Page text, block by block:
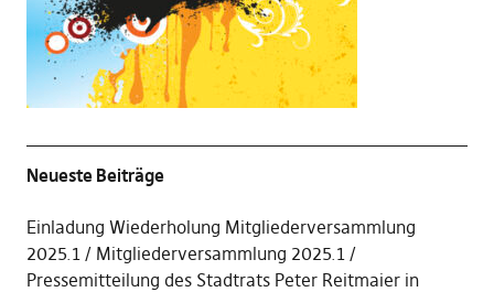
Neueste Beiträge
Einladung Wiederholung Mitgliederversammlung
2025.1
Mitgliederversammlung 2025.1
Pressemitteilung des Stadtrats Peter Reitmaier in